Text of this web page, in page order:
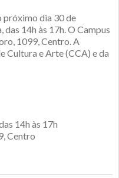
próximo dia 30 de
14h às 17h. O Campus
1099, Centro. A
Cultura e Arte (CCA) e da
14h às 17h
Centro